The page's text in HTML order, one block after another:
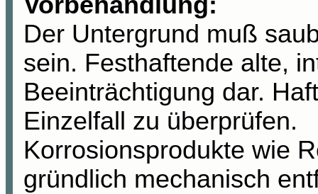
Der Untergrund muß
sein. Festhaftende alte,
Beeinträchtigung dar.
Einzelfall zu überprüfen.
Korrosionsprodukte wie
gründlich mechanisch